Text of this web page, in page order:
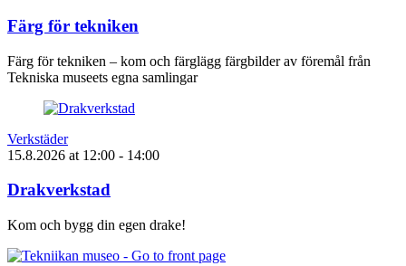
Färg för tekniken
Färg för tekniken – kom och färglägg färgbilder av föremål från
Tekniska museets egna samlingar
Verkstäder
15.8.2026 at 12:00 - 14:00
Drakverkstad
Kom och bygg din egen drake!